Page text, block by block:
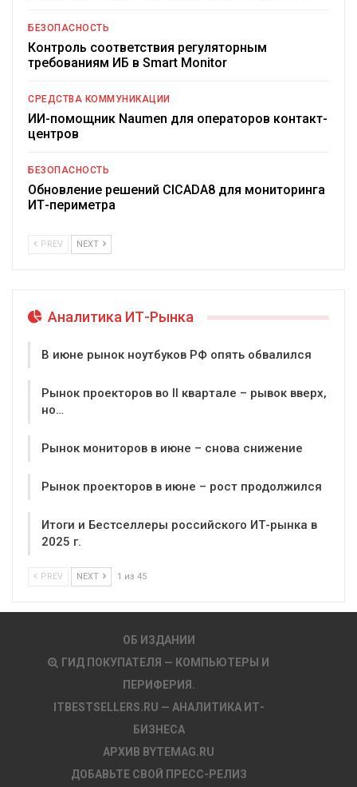
БЕЗОПАСНОСТЬ
Контроль соответствия регуляторным
требованиям ИБ в Smart Monitor
СРЕДСТВА КОММУНИКАЦИИ
ИИ-помощник Naumen для операторов контакт-
центров
БЕЗОПАСНОСТЬ
Обновление решений CICADA8 для мониторинга
ИТ-периметра
PREV NEXT
Аналитика ИТ-Рынка
В июне рынок ноутбуков РФ опять обвалился
Рынок проекторов во II квартале – рывок вверх,
но…
Рынок мониторов в июне – снова снижение
Рынок проекторов в июне – рост продолжился
Итоги и Бестселлеры российского ИТ-рынка в
2025 г.
PREV NEXT 1 из 45
ОБ ИЗДАНИИ
ГИД ПОКУПАТЕЛЯ — КОМПЬЮТЕРЫ И
ПЕРИФЕРИЯ.
ITBESTSELLERS.RU — АНАЛИТИКА ИТ-
БИЗНЕСА
АРХИВ BYTEMAG.RU
ДОБАВЬТЕ СВОЙ ПРЕСС-РЕЛИЗ